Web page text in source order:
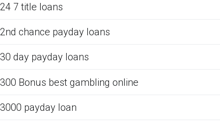
24 7 title loans
2nd chance payday loans
30 day payday loans
300 Bonus best gambling online
3000 payday loan